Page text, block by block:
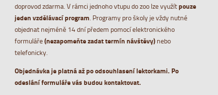
doprovod zdarma. V rámci jednoho vtupu do zoo lze využítpouze
jeden vzdělávací program. Programy pro školy je vždy nutné
objednat nejméně 14 dní předem pomocí elektronického
formuláře(nezapomeňte zadat termín návštěvy) nebo
telefonicky.
Objednávka je platná až po odsouhlasení lektorkami. Po
odeslání formuláře vás budou kontaktovat.